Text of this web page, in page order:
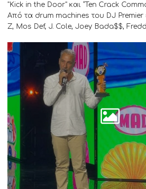
"Kick in the Door" και “Ten Crack
Από τα drum machines του DJ Premier
Z, Mos Def, J. Cole, Joey Bada$$,